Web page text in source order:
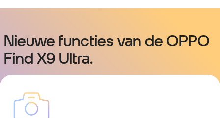
Nieuwe functies van de OPPO
Find X9 Ultra.